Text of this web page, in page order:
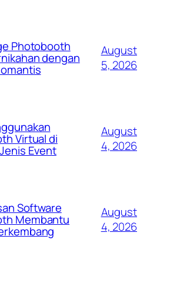
Photobooth
dengan
August
5, 2026
Virtual di
Event
August
4, 2026
Software
Membantu
August
4, 2026